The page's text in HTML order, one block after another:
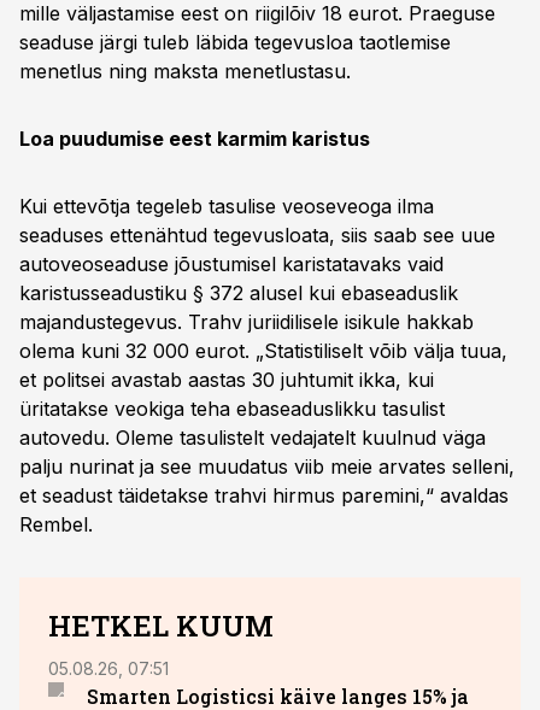
mille väljastamise eest on riigilõiv 18 eurot. Praeguse
seaduse järgi tuleb läbida tegevusloa taotlemise
menetlus ning maksta menetlustasu.
Loa puudumise eest karmim karistus
Kui ettevõtja tegeleb tasulise veoseveoga ilma
seaduses ettenähtud tegevusloata, siis saab see uue
autoveoseaduse jõustumisel karistatavaks vaid
karistusseadustiku § 372 alusel kui ebaseaduslik
majandustegevus. Trahv juriidilisele isikule hakkab
olema kuni 32 000 eurot. „Statistiliselt võib välja tuua,
et politsei avastab aastas 30 juhtumit ikka, kui
üritatakse veokiga teha ebaseaduslikku tasulist
autovedu. Oleme tasulistelt vedajatelt kuulnud väga
palju nurinat ja see muudatus viib meie arvates selleni,
et seadust täidetakse trahvi hirmus paremini,“ avaldas
Rembel.
HETKEL KUUM
05.08.26, 07:51
Smarten Logisticsi käive langes 15% ja